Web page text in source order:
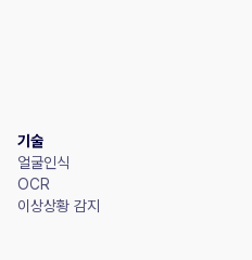
기술
얼굴인식
OCR
이상상황 감지